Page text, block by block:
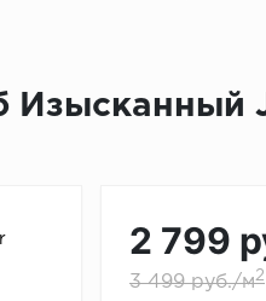
Изысканный
2 799
3 499 руб./м2